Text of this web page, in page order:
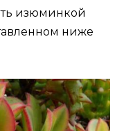
изюминкой
ниже